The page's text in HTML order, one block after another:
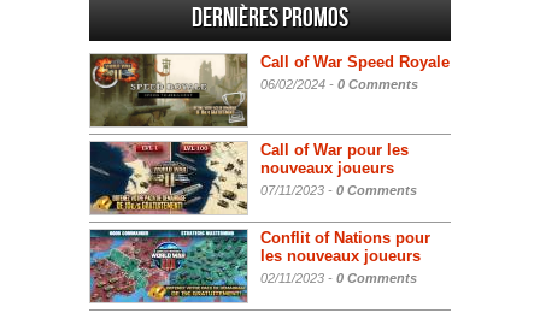
Dernières promos
Call of War Speed Royale
06/02/2024 - 0 Comments
Call of War pour les
nouveaux joueurs
07/11/2023 - 0 Comments
Conflit of Nations pour
les nouveaux joueurs
02/11/2023 - 0 Comments